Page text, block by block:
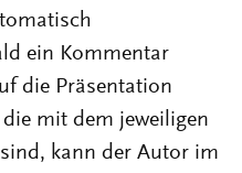
ein Kommentar
die Präsentation
mit dem jeweiligen
kann der Autor im